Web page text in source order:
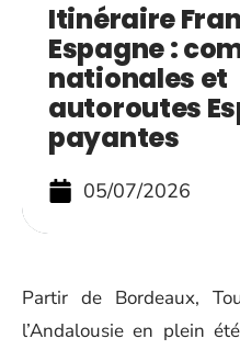
Itinéraire
Espagne :
nationales et
autoroutes
payantes
05/07/2026
Partir de Bordeaux,
l’Andalousie en plein